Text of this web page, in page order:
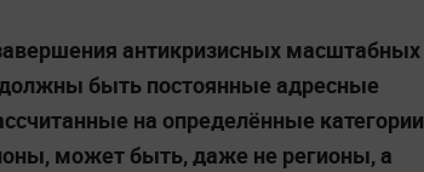
антикризисных масштабных
быть постоянные адресные
на определённые категории
может быть, даже не регионы, а